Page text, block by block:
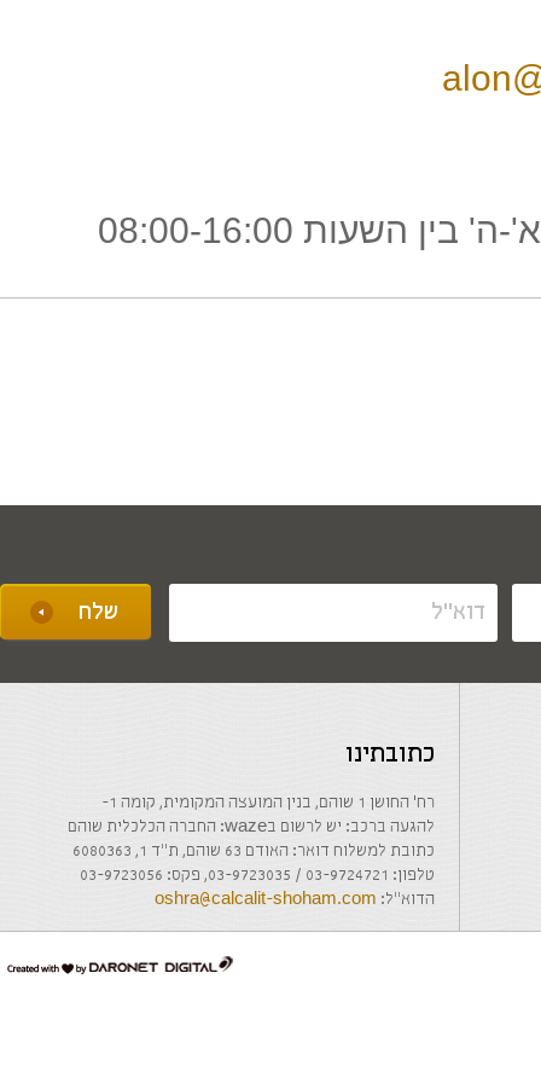
השעות 08:00-16:00
כתובתינו
רח' החושן 1 שוהם, בנין המועצה המקומית, קומה 1-
להגעה ברכב: יש לרשום בwaze: החברה הכלכלית שוהם
כתובת למשלוח דואר: האודם 63 שוהם, ת"ד 1, 6080363
טלפון: 03-9724721 / 03-9723035, פקס: 03-9723056
הדוא"ל: oshra@calcalit-shoham.com
דיגיטל